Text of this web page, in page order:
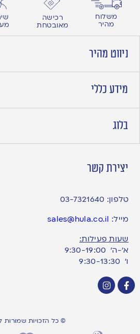
משלוח
מהיר
רכישה
מאובטחת
ניווט מהיר
מידע כללי
בלוג
יצירת קשר
טלפון: 03-7321640
מייל: sales@hula.co.il
שעות פעילות:
א’-ה’ 9:30-19:00
ו׳ 9:30-13:30
© כל הזכויות שמורות